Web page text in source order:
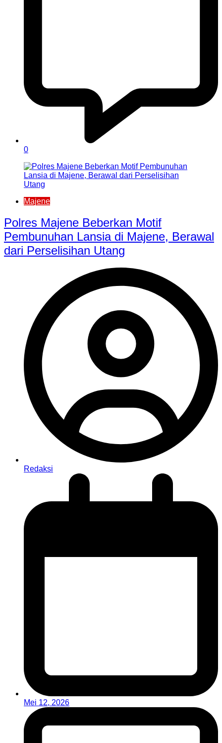
0
Majene
Polres Majene Beberkan Motif
Pembunuhan Lansia di Majene, Berawal
dari Perselisihan Utang
Redaksi
Mei 12, 2026